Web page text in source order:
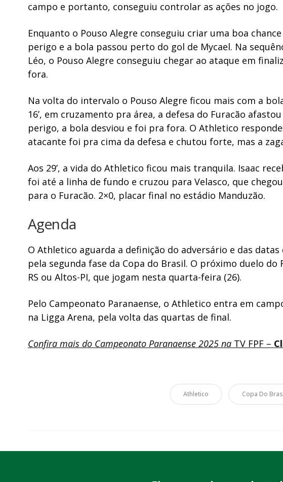
campo e portanto, conseguiu controlar as ações no jogo.
Enquanto o Pouso Alegre conseguiu criar uma boa
perigo e a bola passou perto do gol de Mycael. Na
Léo, o Pouso Alegre conseguiu chegar ao ataque em
fora.
Na volta do intervalo o Pouso Alegre ficou mais com a
16’, em cruzamento pra área, a defesa do Furacão
perigo, a bola desviou e foi pra fora. O Athletico
atacante foi pra cima da defesa e chutou forte, mas a
Aos 29’, a vida do Athletico ficou mais tranquila. Isaac
foi até a linha de fundo e cruzou para Velasco, que
para o Furacão. 2×0, placar final no estádio Manduzão.
Agenda
O Athletico aguarda a definição do adversário e das
pela segunda fase da Copa do Brasil. O próximo duelo do
RS ou Altos-PI, que jogam nesta quarta-feira (26).
Pelo Campeonato Paranaense, o Athletico entra em
na Ligga Arena, pela volta das quartas de final.
Confira mais do Campeonato Paranaense 2025 na TV FPF –
Athletico Copa Do